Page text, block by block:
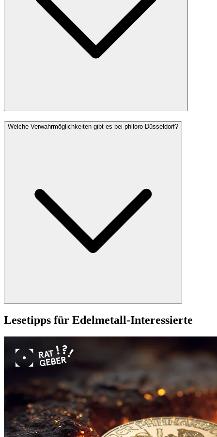
Welche Verwahrmöglichkeiten gibt es bei philoro Düsseldorf?
Lesetipps für Edelmetall-Interessierte